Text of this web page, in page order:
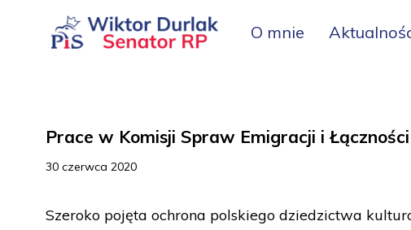
Prace w Komisji Spraw Emigracji i
30 czerwca 2020
Szeroko pojęta ochrona polskiego dziedzictwa
O mnie